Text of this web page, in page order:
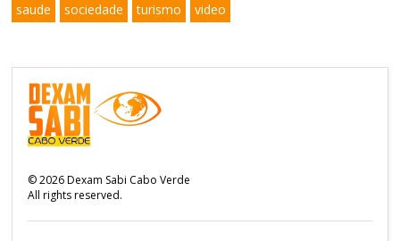
saude
sociedade turismo video
©2026Dexam Sabi Cabo Verde
All rights reserved.